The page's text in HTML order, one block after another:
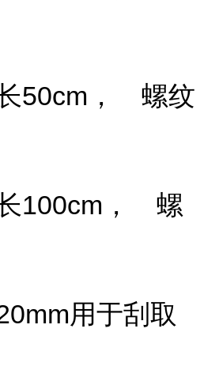
；
50cm， 螺纹
接
100cm， 螺
接；
用于刮取
；